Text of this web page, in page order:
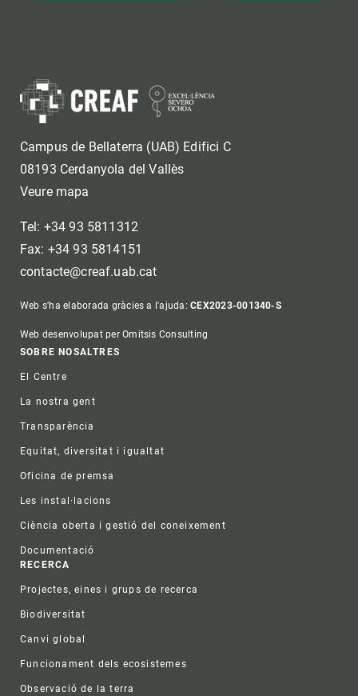
Campus de Bellaterra (UAB) Edifici C
08193 Cerdanyola del Vallès
Veure mapa
Tel: +34 93 5811312
Fax: +34 93 5814151
contacte@creaf.uab.cat
Web s'ha elaborada gràcies a l'ajuda:CEX2023-001340-S
Web desenvolupat per Omitsis Consulting
Footer
SOBRE NOSALTRES
El Centre
La nostra gent
Transparència
Equitat, diversitat i igualtat
Oficina de premsa
Les instal·lacions
Ciència oberta i gestió del coneixement
Documentació
RECERCA
Projectes, eines i grups de recerca
Biodiversitat
Canvi global
Funcionament dels ecosistemes
Observació de la terra